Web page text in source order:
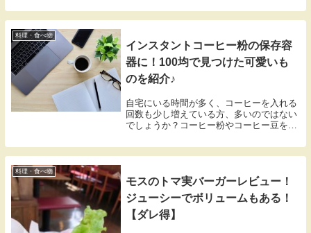
「Starbucks Rewards（スターバックスリ
ワード）」d(*´▽`*)b
料理・食べ物
インスタントコーヒー粉の保存容
器に！100均で見つけた可愛いも
のを紹介♪
自宅にいる時間が多く、コーヒーを入れる
回数も少し増えている方、多いのではない
でしょうか？コーヒー粉やコーヒー豆を購
きなくて、いい香りがすぐ無くなってしま
ったりしますよね…。使い勝手を考えて
いかなと思います。ダイソー等の100均で
見つけた保存容器をご紹介いたしますね！
料理・食べ物
モスのトマ実バーガーレビュー！
ジューシーでボリュームもある！
【ダレ得】